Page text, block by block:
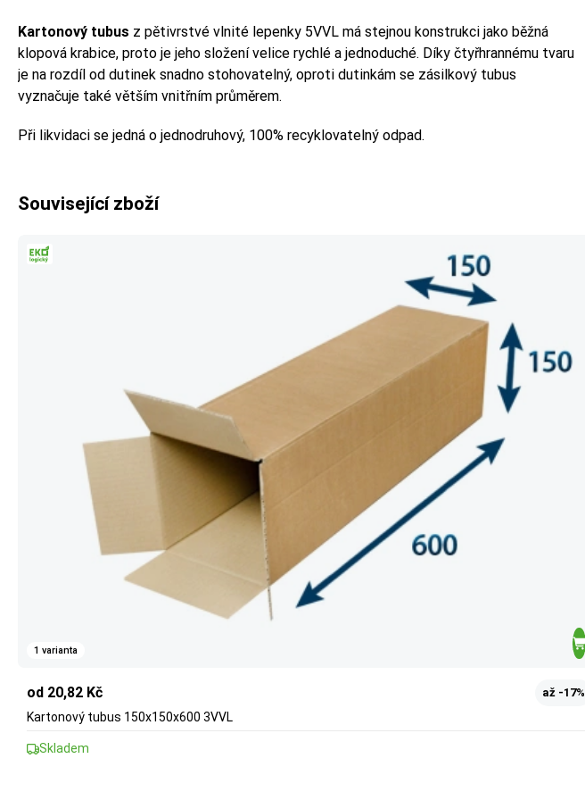
Kartonový tubus z pětivrstvé vlnité lepenky 5VVL má stejnou konstrukci jako běžná
klopová krabice, proto je jeho složení velice rychlé a jednoduché. Díky čtyřhrannému tvaru
je na rozdíl od dutinek snadno stohovatelný, oproti dutinkám se zásilkový tubus
vyznačuje také větším vnitřním průměrem.
Při likvidaci se jedná o jednodruhový, 100% recyklovatelný odpad.
Související zboží
1 varianta
od 20,82 Kč až -17%
Kartonový tubus 150x150x600 3VVL
Skladem